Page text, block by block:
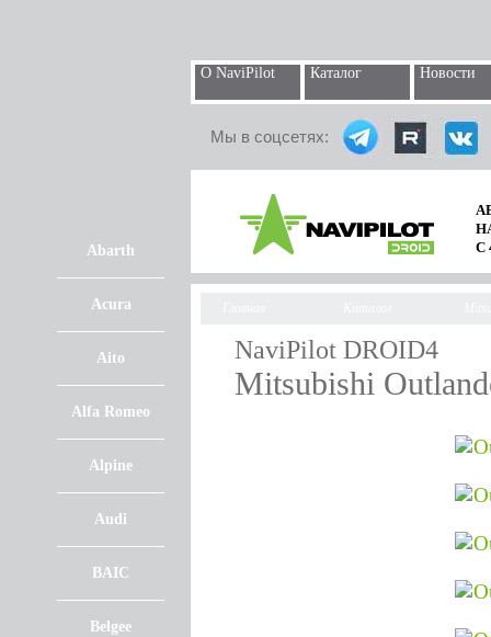
О NaviPilot Каталог Новости
Мы в соцсетях:
Abarth
Acura
Aito
Alfa Romeo
Alpine
Audi
BAIC
Belgee
С
NaviPilot DROID4
Mitsubishi